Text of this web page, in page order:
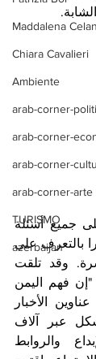
Maddalena
Chiara Cavalieri
Ambiente
arab-corner-
arab-corner-
arab-corner-
arab-corner-arte
TURISMO
azerbaijan
الطلاب الذين أبدوا شغفا كبيرا بالتعرف على